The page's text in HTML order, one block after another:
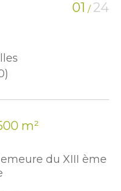
01 / 24
m²
du XIII ème